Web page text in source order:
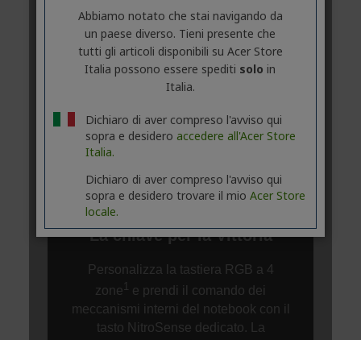
Abbiamo notato che stai navigando da
un paese diverso. Tieni presente che
tutti gli articoli disponibili su Acer Store
Italia possono essere spediti solo in
Italia.
Dichiaro di aver compreso l'avviso qui
sopra e desidero accedere all'Acer Store
Italia.
Dichiaro di aver compreso l'avviso qui
sopra e desidero trovare il mio Acer Store
locale.